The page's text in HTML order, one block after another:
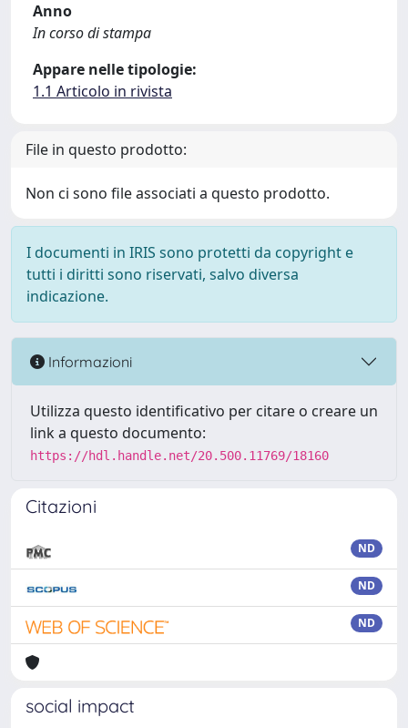
Anno
In corso di stampa
Appare nelle tipologie:
1.1 Articolo in rivista
File in questo prodotto:
Non ci sono file associati a questo prodotto.
I documenti in IRIS sono protetti da copyright e
tutti i diritti sono riservati, salvo diversa
indicazione.
Informazioni
Utilizza questo identificativo per citare o creare un
link a questo documento:
https://hdl.handle.net/20.500.11769/18160
Citazioni
ND
ND
ND
social impact